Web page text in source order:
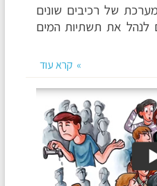
של רכיבים שונים
לנהל את תשתיות המים
קרא עוד